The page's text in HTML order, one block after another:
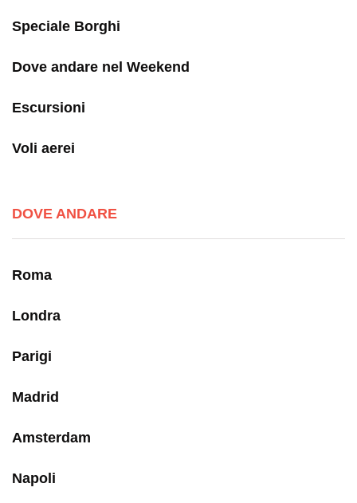
Speciale Borghi
Dove andare nel Weekend
Escursioni
Voli aerei
DOVE ANDARE
Roma
Londra
Parigi
Madrid
Amsterdam
Napoli